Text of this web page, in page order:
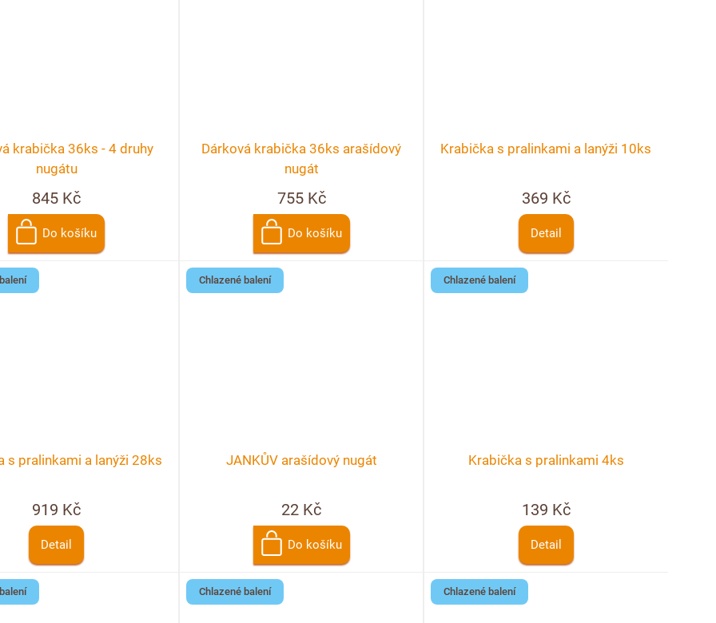
krabička 36ks - 4 druhy
nugátu
845 Kč
Do košíku
Dárková krabička 36ks arašídový
nugát
755 Kč
Do košíku
Krabička s pralinkami a lanýži 10ks
369 Kč
Detail
s pralinkami a lanýži 28ks
919 Kč
Detail
Chlazené balení
JANKŮV arašídový nugát
22 Kč
Do košíku
Chlazené balení
Krabička s pralinkami 4ks
139 Kč
Detail
Chlazené balení Chlazené balení